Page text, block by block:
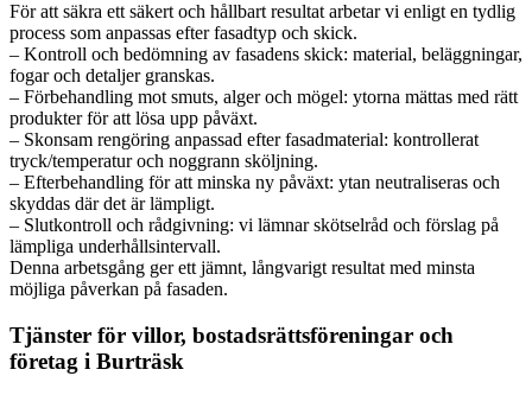
För att säkra ett säkert och hållbart resultat arbetar vi enligt en tydlig
process som anpassas efter fasadtyp och skick.
– Kontroll och bedömning av fasadens skick: material, beläggningar,
fogar och detaljer granskas.
– Förbehandling mot smuts, alger och mögel: ytorna mättas med rätt
produkter för att lösa upp påväxt.
– Skonsam rengöring anpassad efter fasadmaterial: kontrollerat
tryck/temperatur och noggrann sköljning.
– Efterbehandling för att minska ny påväxt: ytan neutraliseras och
skyddas där det är lämpligt.
– Slutkontroll och rådgivning: vi lämnar skötselråd och förslag på
lämpliga underhållsintervall.
Denna arbetsgång ger ett jämnt, långvarigt resultat med minsta
möjliga påverkan på fasaden.
Tjänster för villor, bostadsrättsföreningar och
företag i Burträsk